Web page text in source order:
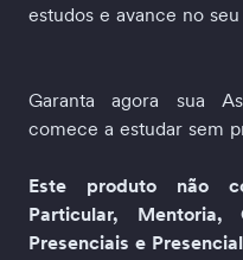
estudos e avance no
Garanta agora sua
comece a estudar sem
Este produto não
Particular, Mentoria,
Presenciais e